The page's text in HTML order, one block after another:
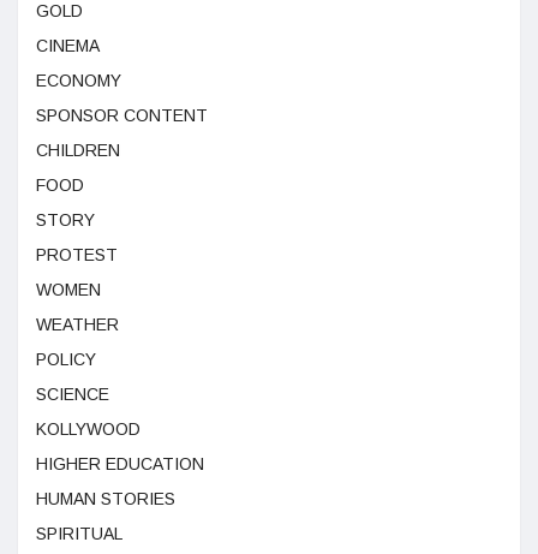
GOLD
CINEMA
ECONOMY
SPONSOR CONTENT
CHILDREN
FOOD
STORY
PROTEST
WOMEN
WEATHER
POLICY
SCIENCE
KOLLYWOOD
HIGHER EDUCATION
HUMAN STORIES
SPIRITUAL